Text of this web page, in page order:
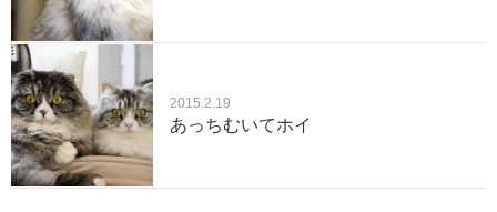
2015.2.19
あっちむいてホイ